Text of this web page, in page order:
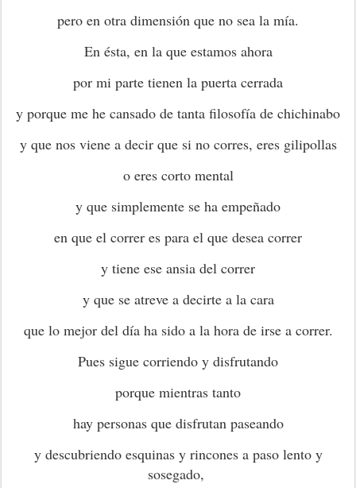
pero en otra dimensión que no sea la mía.
En ésta, en la que estamos ahora
por mi parte tienen la puerta cerrada
y porque me he cansado de tanta filosofía de chichinabo
y que nos viene a decir que si no corres, eres gilipollas
o eres corto mental
y que simplemente se ha empeñado
en que el correr es para el que desea correr
y tiene ese ansia del correr
y que se atreve a decirte a la cara
que lo mejor del día ha sido a la hora de irse a correr.
Pues sigue corriendo y disfrutando
porque mientras tanto
hay personas que disfrutan paseando
y descubriendo esquinas y rincones a paso lento y
sosegado,